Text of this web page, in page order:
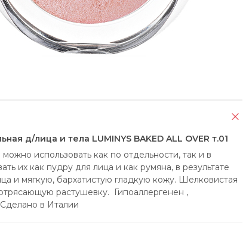
д/лица и тела LUMINYS BAKED ALL OVER т.01
использовать как по отдельности, так и в
их как пудру для лица и как румяна, в результате
и мягкую, бархатистую гладкую кожу. Шелковистая
растушевку.  Гипоаллергенен ,
в Италии